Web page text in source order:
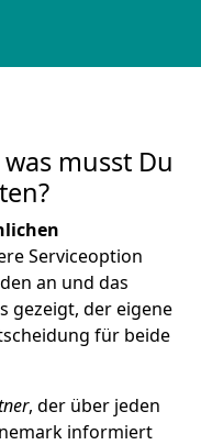
musst Du
Serviceoption
an und das
gezeigt, der eigene
für beide
, der über jeden
informiert